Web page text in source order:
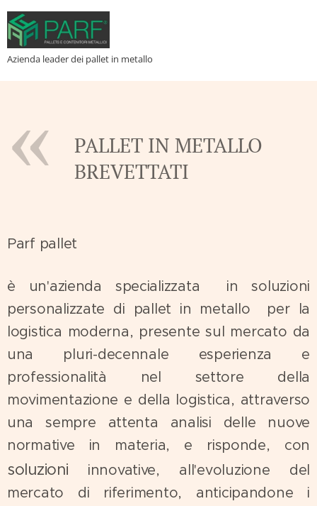
Azienda leader dei pallet in metallo
PALLET IN METALLO
BREVETTATI
Parf pallet
è un'azienda specializzata in soluzioni
personalizzate di pallet in metallo per la
logistica moderna, presente sul mercato da
una pluri-decennale esperienza e
professionalità nel settore della
movimentazione e della logistica, attraverso
una sempre attenta analisi delle nuove
normative in materia, e risponde, con
soluzioni innovative, all'evoluzione del
mercato di riferimento, anticipandone i